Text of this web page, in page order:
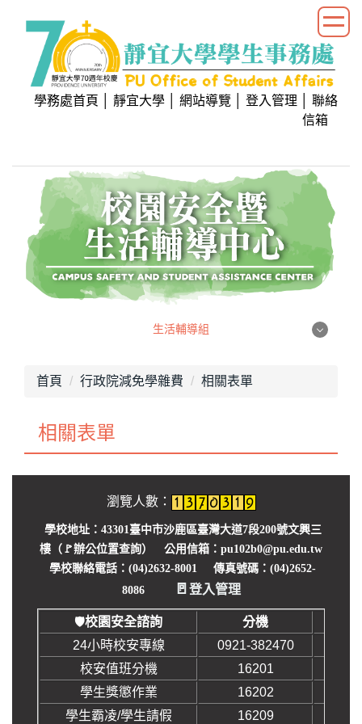
學務處首頁 靜宜大學 網站導覽 登入管理
聯絡
信箱
生活輔導組
畢業專區
就學優待減免
行政院減免學雜費
學生團體保險
生活助學金
緊急紓困助學金
首頁 行政院減免學雜費 相關表單
相關表單
瀏覽人數：
學校地址：43301臺中市沙鹿區臺灣大道7段200號文興三
樓（🚩辦公位置查詢） 公用信箱：pu102b0@pu.edu.tw
學校聯絡電話：(04)2632-8001 傳真號碼：(04)2652-
8086
🚪 登入管理
🛡️校園安全諮詢
分機
24小時校安專線
0921-382470
校安值班分機
16201
學生獎懲作業
16202
學生霸凌/學生請假
16209